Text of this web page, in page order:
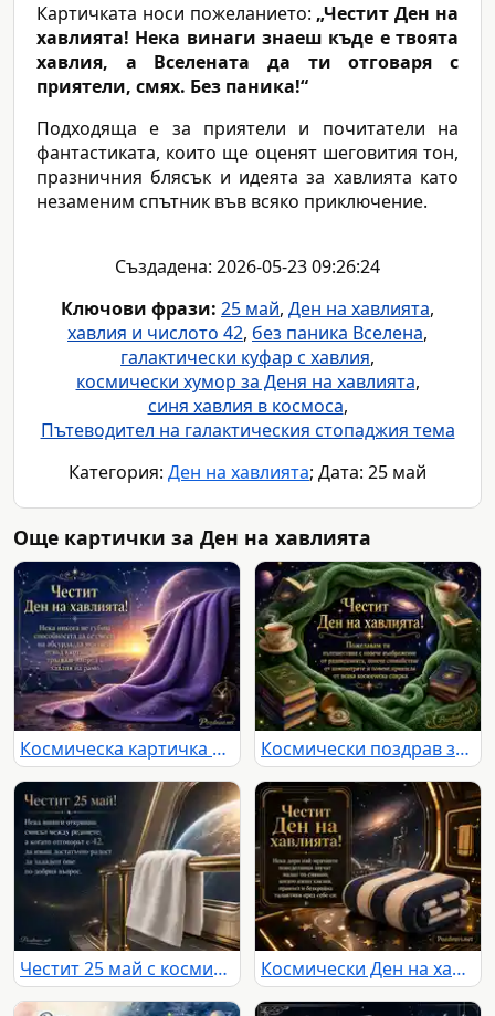
Картичката носи пожеланието: „Честит Ден на
хавлията! Нека винаги знаеш къде е твоята
хавлия, а Вселената да ти отговаря с
приятели, смях. Без паника!“
Подходяща е за приятели и почитатели на
фантастиката, които ще оценят шеговития тон,
празничния блясък и идеята за хавлията като
незаменим спътник във всяко приключение.
Създадена: 2026-05-23 09:26:24
Ключови фрази: 25 май, Ден на хавлията,
хавлия и числото 42, без паника Вселена,
галактически куфар с хавлия,
космически хумор за Деня на хавлията,
синя хавлия в космоса,
Пътеводител на галактическия стопаджия тема
Категория: Ден на хавлията; Дата: 25 май
Още картички за Ден на хавлията
Космическа картичка за Деня на хавлията с лилава хавлия, звезди и празничен надпис Космически поздрав за Деня на хавлията с книги, чай, звезди и зелена хавлия
Честит 25 май с космическа хавлия, Земята и хумористична препратка към числото 42 Космически Ден на хавлията със сгъната хавлия, галактика и златна футуристична украса